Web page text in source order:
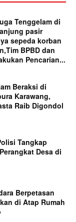
Tenggelam di
pasir
sepeda korban
BPBD dan
Pencarian...
Beraksi di
Karawang,
Raib Digondol
Tangkap
Desa di
Berpetasan
di Atap Rumah